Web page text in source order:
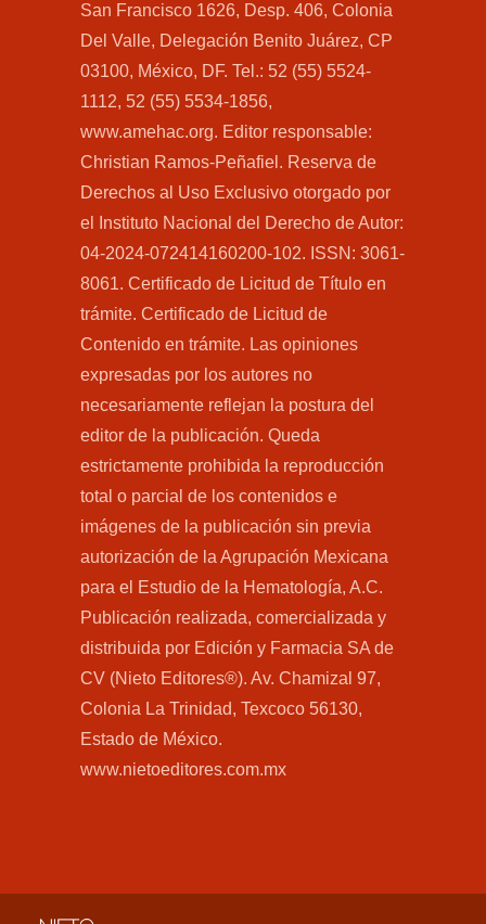
San Francisco 1626, Desp. 406, Colonia
Del Valle, Delegación Benito Juárez, CP
03100, México, DF. Tel.: 52 (55) 5524-
1112, 52 (55) 5534-1856,
www.amehac.org. Editor responsable:
Christian Ramos-Peñafiel. Reserva de
Derechos al Uso Exclusivo otorgado por
el Instituto Nacional del Derecho de Autor:
04-2024-072414160200-102. ISSN: 3061-
8061. Certificado de Licitud de Título en
trámite. Certificado de Licitud de
Contenido en trámite. Las opiniones
expresadas por los autores no
necesariamente reflejan la postura del
editor de la publicación. Queda
estrictamente prohibida la reproducción
total o parcial de los contenidos e
imágenes de la publicación sin previa
autorización de la Agrupación Mexicana
para el Estudio de la Hematología, A.C.
Publicación realizada, comercializada y
distribuida por Edición y Farmacia SA de
CV (Nieto Editores®). Av. Chamizal 97,
Colonia La Trinidad, Texcoco 56130,
Estado de México.
www.nietoeditores.com.mx